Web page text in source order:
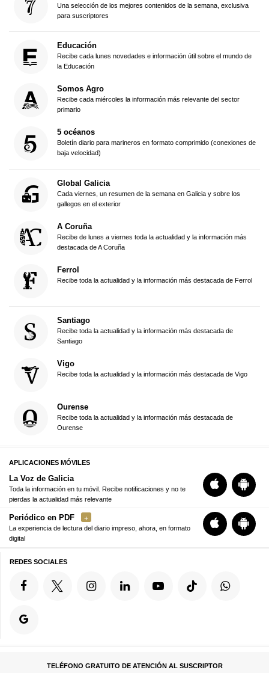
Una selección de los mejores contenidos de la semana, exclusiva
para suscriptores
Educación
Recibe cada lunes novedades e información útil sobre el mundo de
la Educación
Somos Agro
Recibe cada miércoles la información más relevante del sector
primario
5 océanos
Boletín diario para marineros en formato comprimido (conexiones de
baja velocidad)
Global Galicia
Cada viernes, un resumen de la semana en Galicia y sobre los
gallegos en el exterior
A Coruña
Recibe de lunes a viernes toda la actualidad y la información más
destacada de A Coruña
Ferrol
Recibe toda la actualidad y la información más destacada de Ferrol
Santiago
Recibe toda la actualidad y la información más destacada de
Santiago
Vigo
Recibe toda la actualidad y la información más destacada de Vigo
Ourense
Recibe toda la actualidad y la información más destacada de
Ourense
APLICACIONES MÓVILES
La Voz de Galicia
Toda la información en tu móvil. Recibe notificaciones y no te
pierdas la actualidad más relevante
Periódico en PDF
La experiencia de lectura del diario impreso, ahora, en formato
digital
REDES SOCIALES
TELÉFONO GRATUITO DE ATENCIÓN AL SUSCRIPTOR